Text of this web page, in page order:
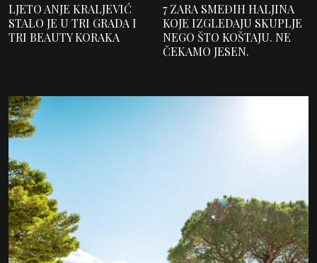
LJETO ANJE KRALJEVIĆ
STALO JE U TRI GRADA I
TRI BEAUTY KORAKA
7 ZARA SMEĐIH HALJINA
KOJE IZGLEDAJU SKUPLJE
NEGO ŠTO KOŠTAJU. NE
ČEKAMO JESEN.